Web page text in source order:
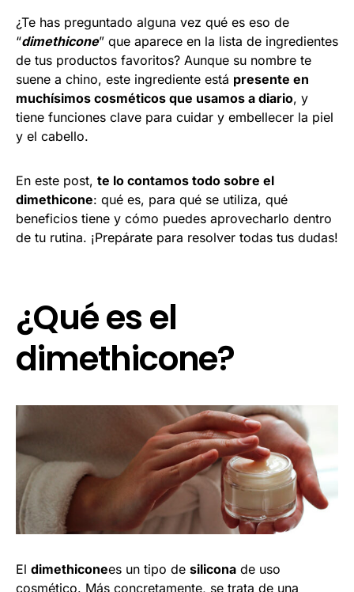
¿Te has preguntado alguna vez qué es eso de
“dimethicone” que aparece en la lista de ingredientes
de tus productos favoritos? Aunque su nombre te
suene a chino, este ingrediente está presente en
muchísimos cosméticos que usamos a diario, y
tiene funciones clave para cuidar y embellecer la piel
y el cabello.
En este post, te lo contamos todo sobre el
dimethicone: qué es, para qué se utiliza, qué
beneficios tiene y cómo puedes aprovecharlo dentro
de tu rutina. ¡Prepárate para resolver todas tus dudas!
¿Qué es el
dimethicone?
El dimethiconees un tipo de silicona de uso
cosmético. Más concretamente, se trata de una